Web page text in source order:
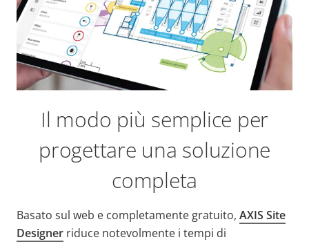
Il modo più semplice per
progettare una soluzione
completa
Basato sul web e completamente gratuito, AXIS Site
Designer riduce notevolmente i tempi di